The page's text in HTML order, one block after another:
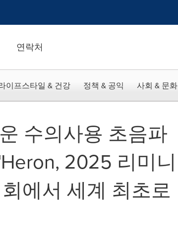
연락처
이프스타일 & 건강 정책 & 공익 사회 & 문화
수의사용 초음파
2025 리미니
에서 세계 최초로